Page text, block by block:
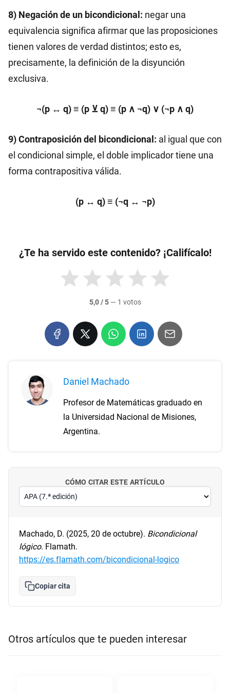
8) Negación de un bicondicional: negar una
equivalencia significa afirmar que las proposiciones
tienen valores de verdad distintos; esto es,
precisamente, la definición de la disyunción
exclusiva.
¬(p ↔ q) ≡ (p ⊻ q) ≡ (p ∧ ¬q) ∨ (¬p ∧ q)
9) Contraposición del bicondicional: al igual que con
el condicional simple, el doble implicador tiene una
forma contrapositiva válida.
(p ↔ q) ≡ (¬q ↔ ¬p)
¿Te ha servido este contenido? ¡Califícalo!
5,0 / 5— 1 votos
Daniel Machado
Profesor de Matemáticas graduado en
la Universidad Nacional de Misiones,
Argentina.
CÓMO CITAR ESTE ARTÍCULO
Machado, D. (2025, 20 de octubre). Bicondicional
lógico. Flamath.
https://es.flamath.com/bicondicional-logico
Copiar cita
Otros artículos que te pueden interesar